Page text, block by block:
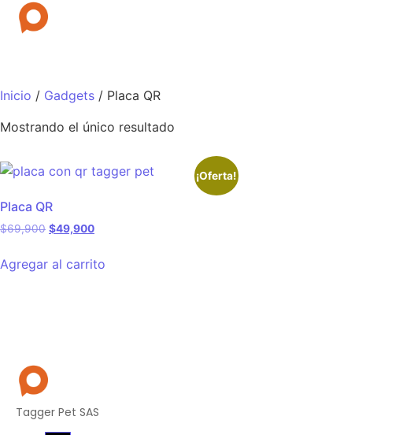
Inicio / Gadgets / Placa QR
Mostrando el único resultado
¡Oferta!
Placa QR
$69,900 Original price was: $69,900.
$49,900Current price is: $49,900.
Agregar al carrito
Tagger Pet SAS